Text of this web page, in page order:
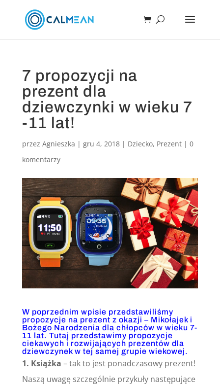
7 propozycji na
prezent dla
dziewczynki w wieku 7
-11 lat!
przez Agnieszka | gru 4, 2018| Dziecko, Prezent| 0
komentarzy
W poprzednim wpisie przedstawiliśmy
propozycje na prezent z okazji – Mikołajek i
Bożego Narodzenia dla chłopców w wieku 7-
11 lat. Tutaj przedstawimy propozycje
ciekawych i rozwijających prezentów dla
dziewczynek w tej samej grupie wiekowej.
1. Książka – tak to jest ponadczasowy prezent!
Naszą uwagę szczególnie przykuły następujące